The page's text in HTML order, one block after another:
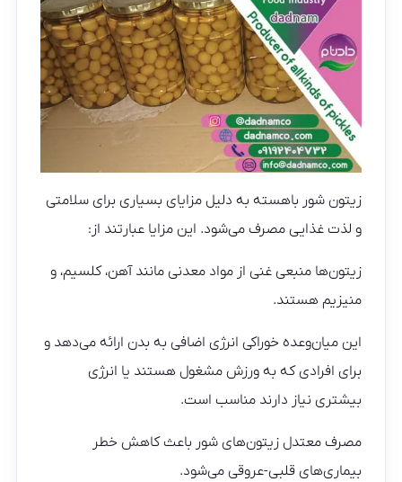
زیتون شور باهسته به دلیل مزایای بسیاری برای سلامتی
و لذت غذایی مصرف می‌شود. این مزایا عبارتند از:
زیتون‌ها منبعی غنی از مواد معدنی مانند آهن، کلسیم، و
منیزیم هستند.
این میان‌وعده خوراکی انرژی اضافی به بدن ارائه می‌دهد و
برای افرادی که به ورزش مشغول هستند یا انرژی
بیشتری نیاز دارند مناسب است.
مصرف معتدل زیتون‌های شور باعث کاهش خطر
بیماری‌های قلبی-عروقی می‌شود.